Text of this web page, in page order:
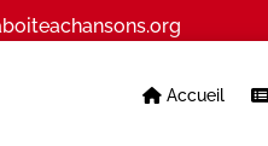
Accueil